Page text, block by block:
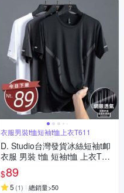
衣服男裝t恤短袖t恤上衣T611
D. Studio台灣發貨冰絲短袖t卹
衣服 男裝 t恤 短袖t恤 上衣T61
$89
5 (1) 總銷量>50